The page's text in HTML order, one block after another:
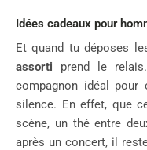
Idées cadeaux pour
Et quand tu déposes
assorti prend le
compagnon idéal pour
silence. En effet, que
scène, un thé entre
après un concert, il